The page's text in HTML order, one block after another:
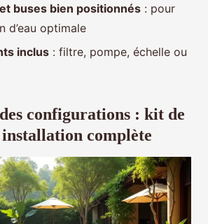
buses bien positionnés : pour
d’eau optimale
inclus : filtre, pompe, échelle ou
configurations : kit de
complète